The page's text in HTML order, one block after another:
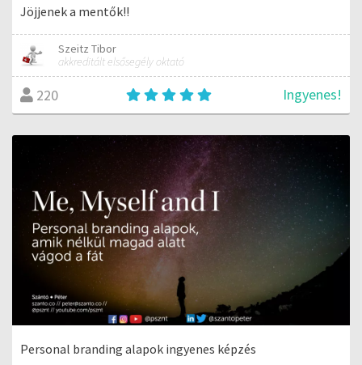
Jöjjenek a mentők!!
Szeitz Tibor
akkreditált elsősegély oktató
220 Ingyenes!
Personal branding alapok ingyenes képzés